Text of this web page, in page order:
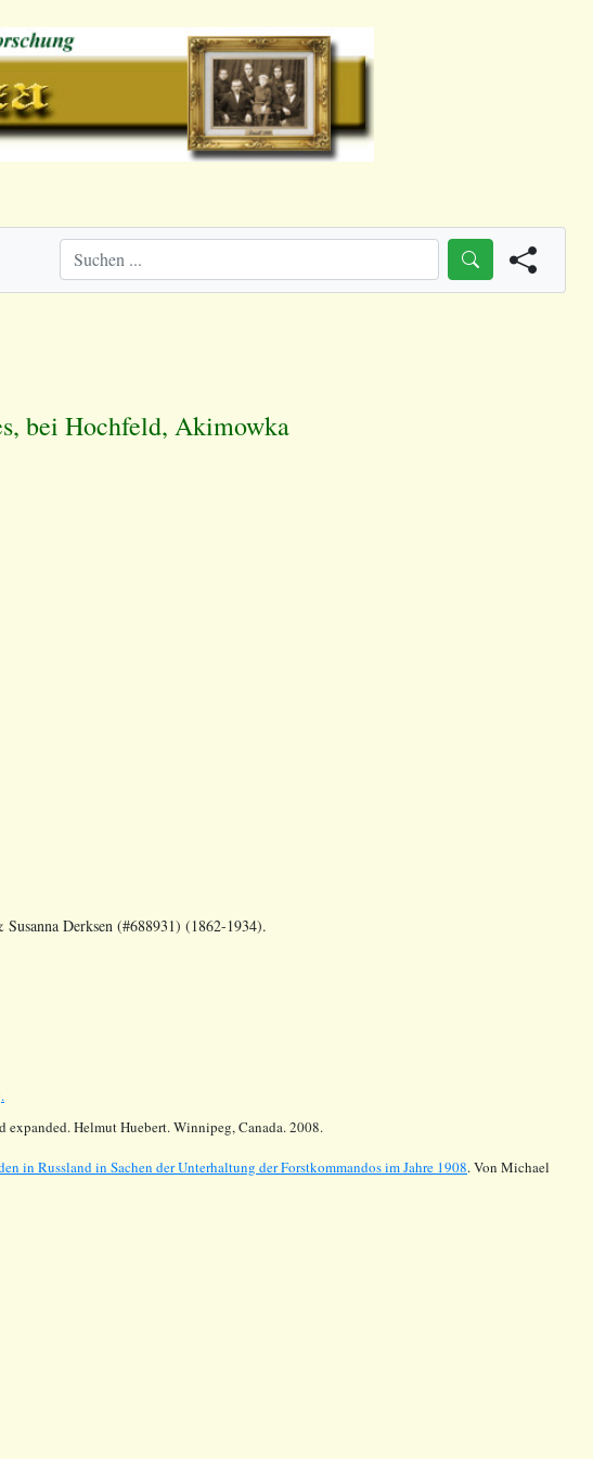
bei Hochfeld, Akimowka
Derksen (#688931) (1862-1934).
Helmut Huebert. Winnipeg, Canada. 2008.
in Russland in Sachen der Unterhaltung der Forstkommandos im Jahre 1908. Von Michael